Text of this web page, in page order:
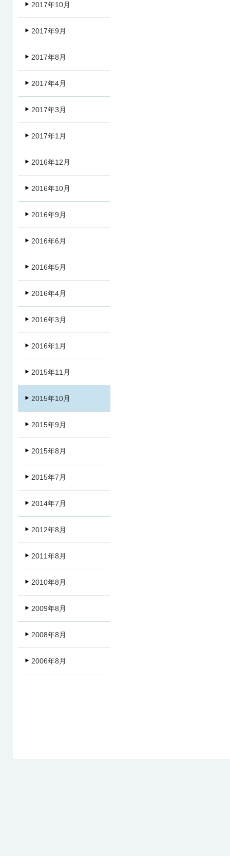
2017年10月
2017年9月
2017年8月
2017年4月
2017年3月
2017年1月
2016年12月
2016年10月
2016年9月
2016年6月
2016年5月
2016年4月
2016年3月
2016年1月
2015年11月
2015年10月
2015年9月
2015年8月
2015年7月
2014年7月
2012年8月
2011年8月
2010年8月
2009年8月
2008年8月
2006年8月